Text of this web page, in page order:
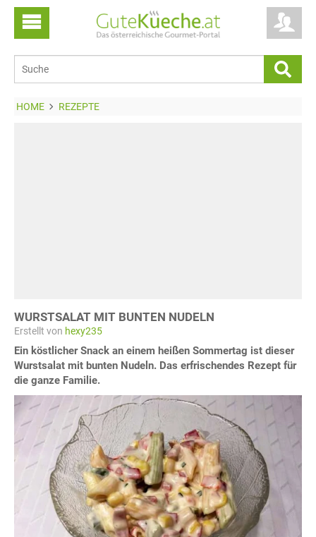
HOME REZEPTE
WURSTSALAT MIT BUNTEN NUDELN
Erstellt von hexy235
Ein köstlicher Snack an einem heißen Sommertag ist dieser
Wurstsalat mit bunten Nudeln. Das erfrischendes Rezept für
die ganze Familie.